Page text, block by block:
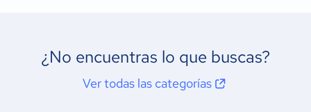
¿No encuentras lo que buscas?
Ver todas las categorías